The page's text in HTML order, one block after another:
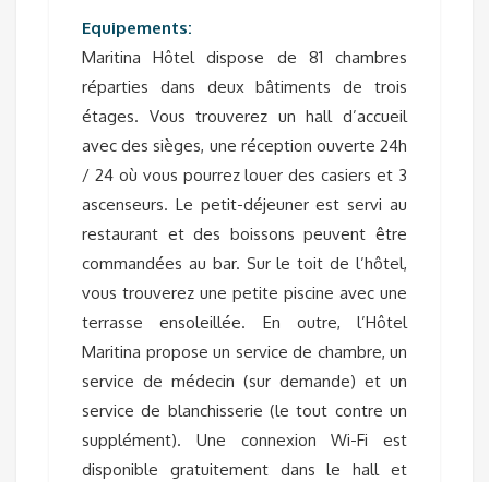
Equipements:
Maritina Hôtel dispose de 81 chambres
réparties dans deux bâtiments de trois
étages. Vous trouverez un hall d’accueil
avec des sièges, une réception ouverte 24h
/ 24 où vous pourrez louer des casiers et 3
ascenseurs. Le petit-déjeuner est servi au
restaurant et des boissons peuvent être
commandées au bar. Sur le toit de l’hôtel,
vous trouverez une petite piscine avec une
terrasse ensoleillée. En outre, l’Hôtel
Maritina propose un service de chambre, un
service de médecin (sur demande) et un
service de blanchisserie (le tout contre un
supplément). Une connexion Wi-Fi est
disponible gratuitement dans le hall et